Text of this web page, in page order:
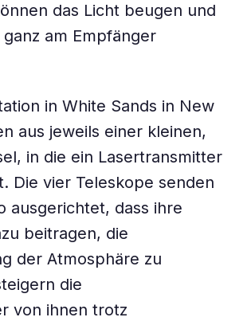
das Licht beugen und
am Empfänger
in White Sands in New
aus jeweils einer kleinen,
in die ein Lasertransmitter
Die vier Teleskope senden
ausgerichtet, dass ihre
beitragen, die
der Atmosphäre zu
die
von ihnen trotz